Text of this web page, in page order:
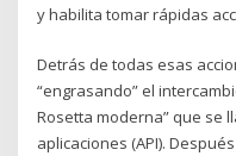
y habilita tomar rápidas
Detrás de todas esas
“engrasando” el
Rosetta moderna” que se
aplicaciones (API).